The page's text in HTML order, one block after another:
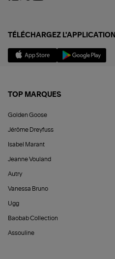
TÉLÉCHARGEZ L'APPLICATION
TOP MARQUES
Golden Goose
Jérôme Dreyfuss
Isabel Marant
Jeanne Vouland
Autry
Vanessa Bruno
Ugg
Baobab Collection
Assouline